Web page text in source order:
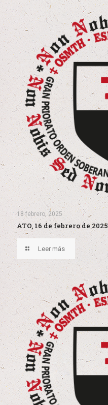
18 febrero, 2025
ATO, 16 de febrero de 2025
Leer más